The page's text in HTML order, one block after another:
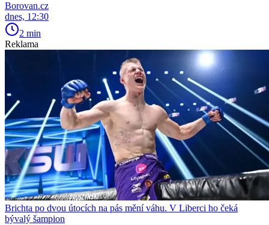
Borovan.cz
dnes, 12:30
2 min
Reklama
Brichta po dvou útocích na pás mění váhu. V Liberci ho čeká
bývalý šampion